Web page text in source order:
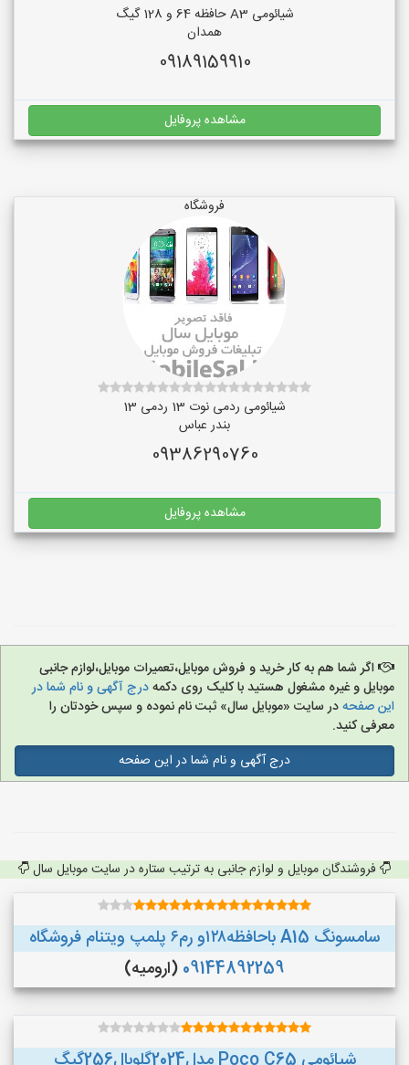
شیائومی A3 حافظه 64 و 128 گیگ
همدان
09189159910
مشاهده پروفایل
فروشگاه
شیائومی ردمی نوت 13 ردمی 13
بندر عباس
09386290760
مشاهده پروفایل
اگر شما هم به کار خرید و فروش موبایل،تعمیرات موبایل،لوازم جانبی
موبایل و غیره مشغول هستید با کلیک روی دکمهدرج آگهی و نام شما در
این صفحهدر سایت «موبایل سال» ثبت نام نموده و سپس خودتان را
معرفی کنید.
درج آگهی و نام شما در این صفحه
فروشندگان موبایل و لوازم جانبی به ترتیب ستاره در سایت موبایل سال
سامسونگ A15 باحافظه۱۲۸و رم۶ پلمپ ویتنام فروشگاه
09144892259 (ارومیه)